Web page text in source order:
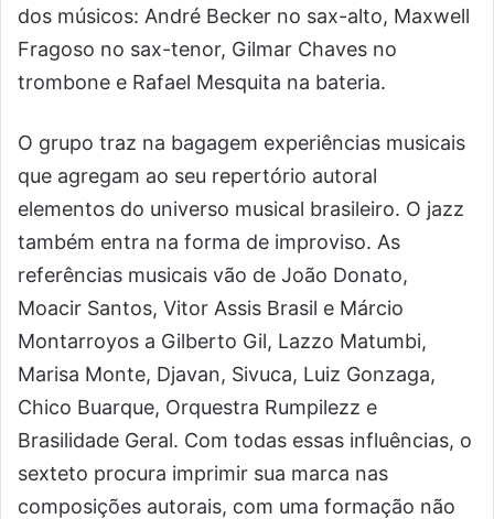
dos músicos: André Becker no sax-alto, Maxwell
Fragoso no sax-tenor, Gilmar Chaves no
trombone e Rafael Mesquita na bateria.
O grupo traz na bagagem experiências musicais
que agregam ao seu repertório autoral
elementos do universo musical brasileiro. O jazz
também entra na forma de improviso. As
referências musicais vão de João Donato,
Moacir Santos, Vitor Assis Brasil e Márcio
Montarroyos a Gilberto Gil, Lazzo Matumbi,
Marisa Monte, Djavan, Sivuca, Luiz Gonzaga,
Chico Buarque, Orquestra Rumpilezz e
Brasilidade Geral. Com todas essas influências, o
sexteto procura imprimir sua marca nas
composições autorais, com uma formação não